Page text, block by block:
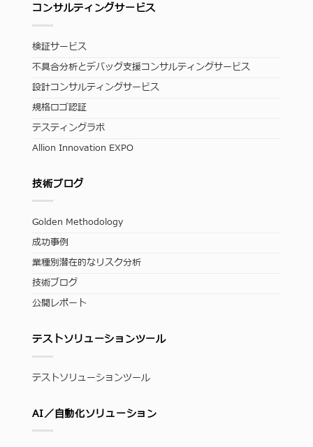
コンサルティングサービス
検証サービス
不具合分析とデバッグ支援コンサルティングサービス
設計コンサルティングサービス
規格ロゴ認証
テスティングラボ
Allion Innovation EXPO
技術ブログ
Golden Methodology
成功事例
業種別潜在的なリスク分析
技術ブログ
公開レポート
テストソリューションツール
テストソリューションツール
AI／自動化ソリューション